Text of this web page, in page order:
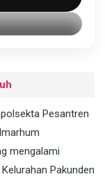
Pesantren
mengalami
Pakunden